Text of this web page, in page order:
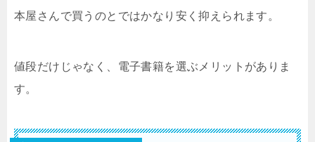
本屋さんで買うのとではかなり安く抑えられます。
値段だけじゃなく、電子書籍を選ぶメリットがありま
す。